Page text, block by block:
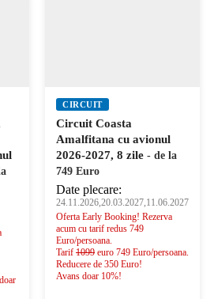
CIRCUIT
Circuit Coasta
Amalfitana cu avionul
2026-2027, 8 zile - de la
749 Euro
Date plecare:
24.11.2026,20.03.2027,11.06.2027
Oferta Early Booking! Rezerva
acum cu tarif redus 749
Euro/persoana.
Tarif 1099 euro 749 Euro/persoana.
Reducere de 350 Euro!
Avans doar 10%!